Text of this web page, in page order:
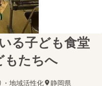
る子ども食堂
もたちへ
・地域活性化 静岡県